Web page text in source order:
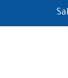
PS in